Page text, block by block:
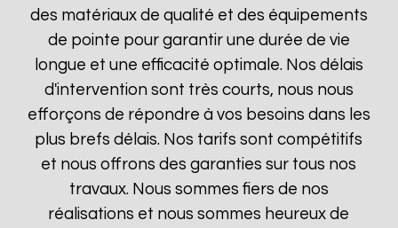
des matériaux de qualité et des équipements
de pointe pour garantir une durée de vie
longue et une efficacité optimale. Nos délais
d'intervention sont très courts, nous nous
efforçons de répondre à vos besoins dans les
plus brefs délais. Nos tarifs sont compétitifs
et nous offrons des garanties sur tous nos
travaux. Nous sommes fiers de nos
réalisations et nous sommes heureux de